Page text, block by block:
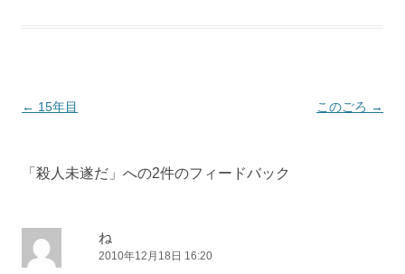
投
シ
← 15年目 このごろ →
「 殺人未遂だ 」への2件のフィードバック
ね
2010年12月18日 16:20